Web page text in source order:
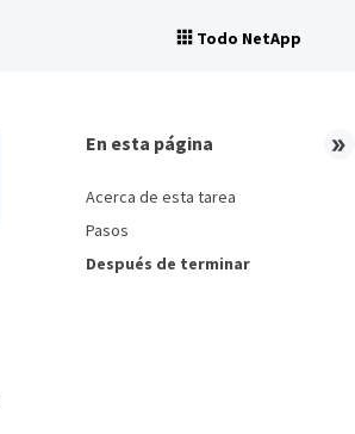
Todo NetApp
En esta página
Acerca de esta tarea
Pasos
Después de terminar